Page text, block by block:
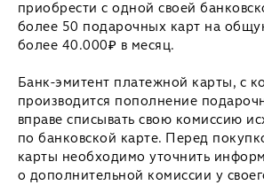
приобрести с одной своей
более 50 подарочных карт на
более 40.000₽ в месяц.
Банк-эмитент платежной карты, с
производится пополнение
вправе списывать свою комиссию
по банковской карте. Перед
карты необходимо уточнить
о дополнительной комиссии у